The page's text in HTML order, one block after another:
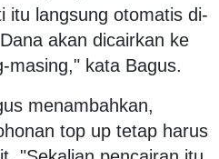
itu langsung otomatis di-
akan dicairkan ke
masing," kata Bagus.
menambahkan,
top up tetap harus